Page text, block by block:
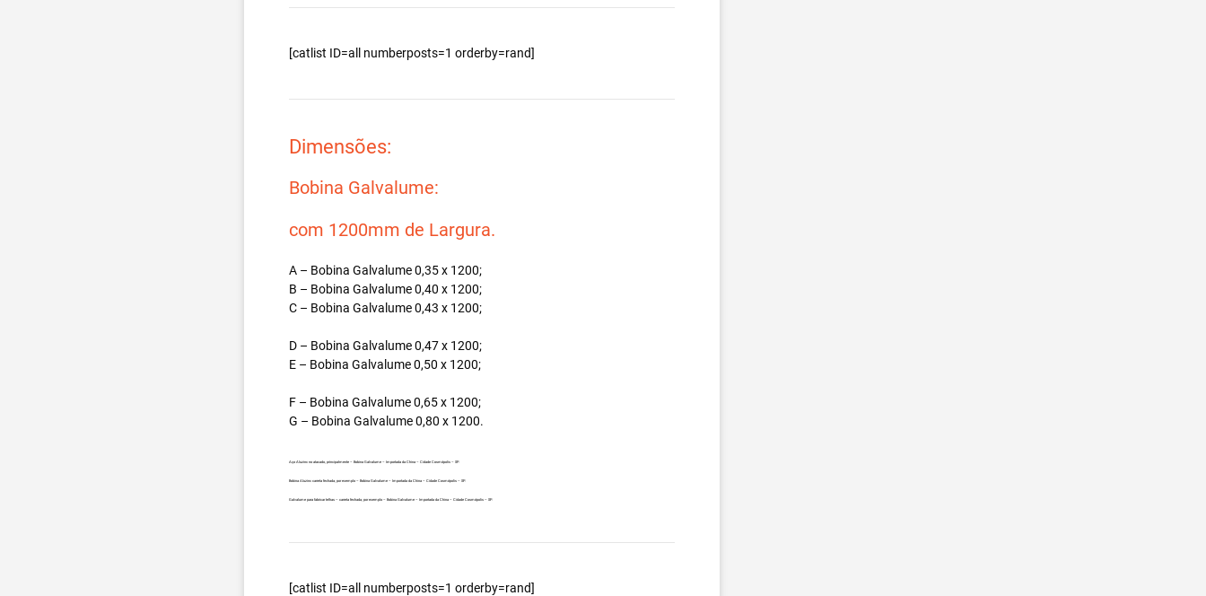
[catlist ID=all numberposts=1 orderby=rand]
Dimensões:
Bobina Galvalume:
com 1200mm de Largura.
A – Bobina Galvalume 0,35 x 1200;
B – Bobina Galvalume 0,40 x 1200;
C – Bobina Galvalume 0,43 x 1200;
D – Bobina Galvalume 0,47 x 1200;
E – Bobina Galvalume 0,50 x 1200;
F – Bobina Galvalume 0,65 x 1200;
G – Bobina Galvalume 0,80 x 1200.
Aço Aluzinc no atacado, principalmente – Bobina Galvalume – Importada da China – Cidade Cosmópolis – SP.
Bobina Aluzinc carreta fechada, por exemplo – Bobina Galvalume – Importada da China – Cidade Cosmópolis – SP.
Galvalume para fabricar telhas – carreta fechada, por exemplo – Bobina Galvalume – Importada da China – Cidade Cosmópolis – SP.
[catlist ID=all numberposts=1 orderby=rand]